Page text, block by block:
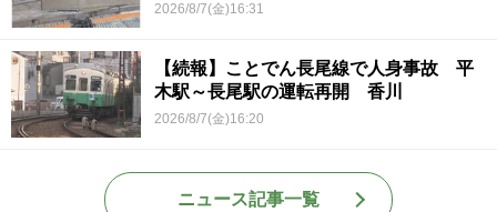
2026/8/7(金)16:31
【続報】ことでん長尾線で人身事故 平
木駅～長尾駅の運転再開 香川
2026/8/7(金)16:20
ニュース記事一覧